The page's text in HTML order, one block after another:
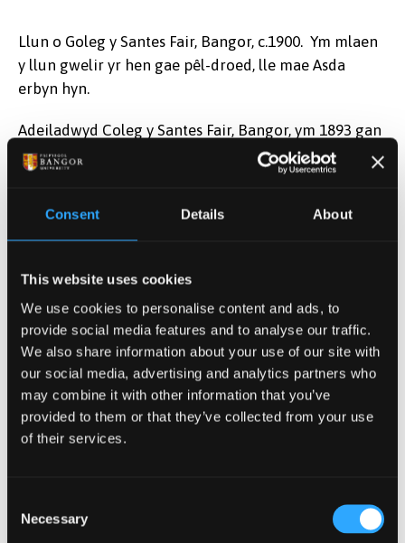
Consent Details About
This website uses cookies
We use cookies to personalise content and ads, to
provide social media features and to analyse our traffic.
We also share information about your use of our site with
our social media, advertising and analytics partners who
may combine it with other information that you’ve
provided to them or that they’ve collected from your use
of their services.
Selection
Necessary
Llun o Goleg y Santes Fair, Bangor, c.1900. Ym mlaen
y llun gwelir yr hen gae pêl-droed, lle mae Asda
erbyn hyn.
Adeiladwyd Coleg y Santes Fair, Bangor, ym 1893 gan
yr Eglwys yng Nghymru fel Coleg Hyfforddi
Athrawesau. Cafodd ei uno â Choleg Prifysgol
Llun cyhoeddwyd gan E.T.W. Dennis & Sons Ltd.
Mae Archifdy Prifysgol Bangor yn gyfrifol am storio a
gofalu am gofnodion cynnar y coleg yn ogystal â’n
Casgliadau Arbennig a’r Casgliad Cyffredinol o
Lawysgrifau Bangor. Mae un ffactor yn gyffredin i’r
holl gasgliadau o lawysgrifau, sef eu perthnasedd i
hanes, pobl a thopograffi Gogledd Cymru. Serch
hynny, mae eu meysydd pwnc yn eang ac o
Cewch ragor o wybodaeth am ein casgliadau ar ein